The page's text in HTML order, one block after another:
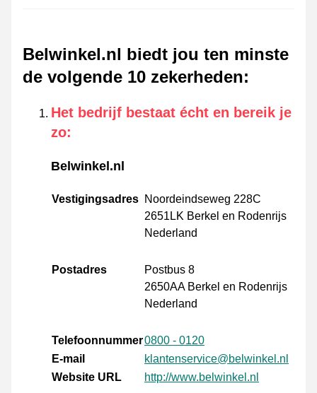
Belwinkel.nl biedt jou ten minste
de volgende 10 zekerheden:
Het bedrijf bestaat écht en bereik je
zo:
Belwinkel.nl
Vestigingsadres Noordeindseweg 228C
2651LK Berkel en Rodenrijs
Nederland
Postadres
Postbus 8
2650AA Berkel en Rodenrijs
Nederland
Telefoonnummer0800 - 0120
E-mail
klantenservice@belwinkel.nl
Website URL
http://www.belwinkel.nl